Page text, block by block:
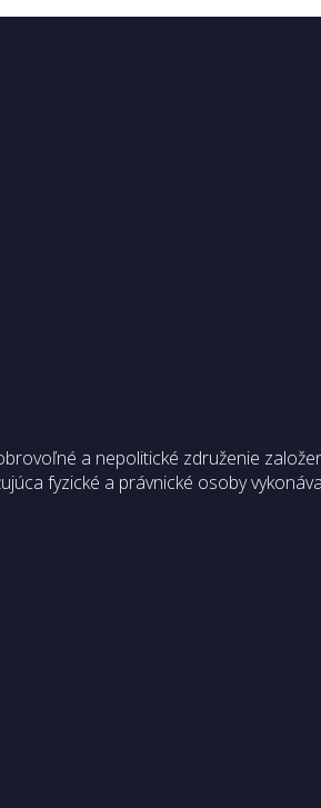
a nepolitické združenie
fyzické a právnické osoby